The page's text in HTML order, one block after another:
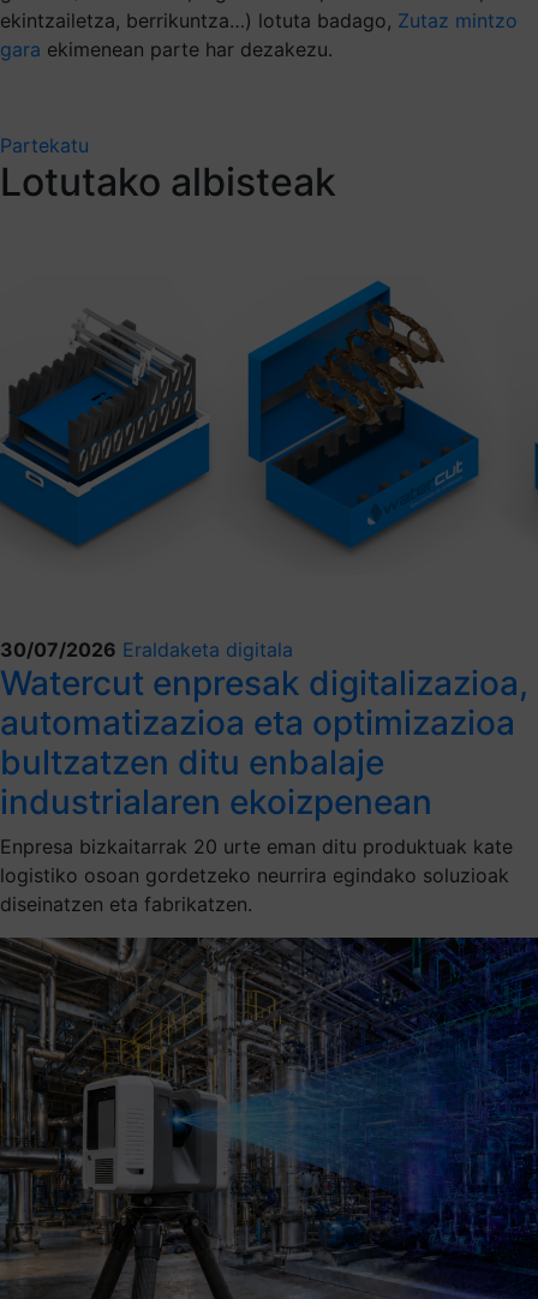
ekintzailetza, berrikuntza…) lotuta badago, Zutaz mintzo
gara ekimenean parte har dezakezu.
Partekatu
Lotutako albisteak
30/07/2026 Eraldaketa digitala
Watercut enpresak digitalizazioa,
automatizazioa eta optimizazioa
bultzatzen ditu enbalaje
industrialaren ekoizpenean
Enpresa bizkaitarrak 20 urte eman ditu produktuak kate
logistiko osoan gordetzeko neurrira egindako soluzioak
diseinatzen eta fabrikatzen.